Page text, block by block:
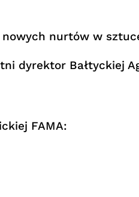
nurtów w
dyrektor Bałtyckiej
FAMA: